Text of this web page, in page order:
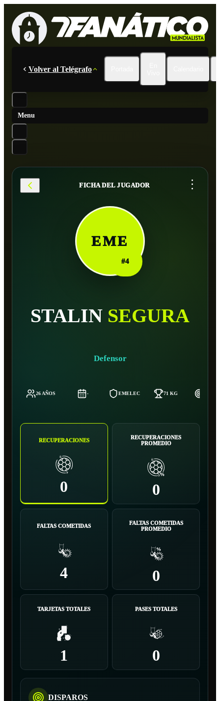
Volver al Telégrafo
Menu
FICHA DEL JUGADOR ...
EME
#4
STALIN SEGURA
Defensor
26 AÑOS - EMELEC 71 KG
RECUPERACIONES
0
RECUPERACIONES
PROMEDIO
0
FALTAS COMETIDAS
4
FALTAS COMETIDAS
PROMEDIO
0
TARJETAS TOTALES
1
PASES TOTALES
0
DISPAROS